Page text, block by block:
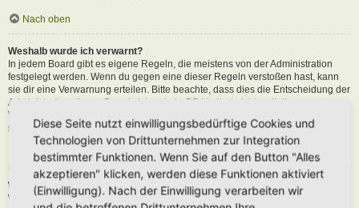
Nach oben
Weshalb wurde ich verwarnt?
In jedem Board gibt es eigene Regeln, die meistens von der Administration
festgelegt werden. Wenn du gegen eine dieser Regeln verstoßen hast, kann
sie dir eine Verwarnung erteilen. Bitte beachte, dass dies die Entscheidung der
Administration dieses Boards ist und phpBB Limited nichts mit dieser
Verwarnung zu tun hat. Kontaktiere einen Administrator, sofern du die nicht
sicher bist, wieso du verwarnt wurdest.
Nach oben
Wie kann ich Beiträge den Moderatoren melden?
Wenn ein Administrator die entsprechenden Berechtigungen vergeben hat,
Diese Seite nutzt einwilligungsbedürftige Cookies und
Technologien von Drittunternehmen zur Integration
bestimmter Funktionen. Wenn Sie auf den Button "Alles
akzeptieren" klicken, werden diese Funktionen aktiviert
(Einwilligung). Nach der Einwilligung verarbeiten wir